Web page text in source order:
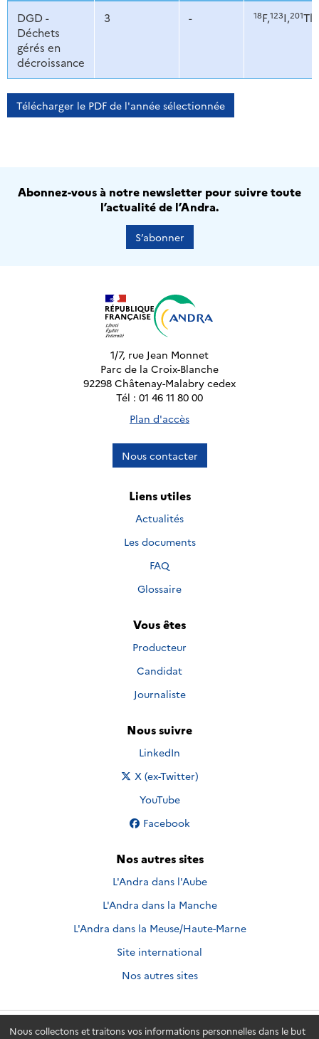
Nous collectons et traitons vos informations personnelles dans le but
DGD -
Déchets
gérés en
décroissance
3 - 18F,123I,201Tl,
Télécharger le PDF de l'année sélectionnée
Abonnez-vous à notre newsletter pour suivre toute
l’actualité de l’Andra.
S’abonner
1/7, rue Jean Monnet
Parc de la Croix-Blanche
92298 Châtenay-Malabry cedex
Tél : 01 46 11 80 00
Plan d'accès
Nous contacter
Liens utiles
Actualités
Les documents
FAQ
Glossaire
Vous êtes
Producteur
Candidat
Journaliste
Nous suivre
Nous suivre sur
LinkedIn
Nous suivre sur
X (ex-Twitter)
Nous suivre sur
YouTube
Nous suivre sur
Facebook
Nos autres sites
L'Andra dans l'Aube
L'Andra dans la Manche
L'Andra dans la Meuse/Haute-Marne
Site international
Nos autres sites
Andra.fr © 2026 - Andra. Tous droits réservés.